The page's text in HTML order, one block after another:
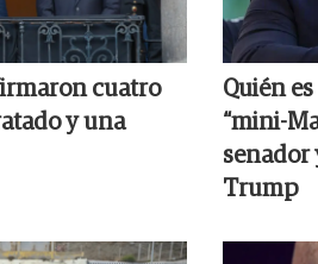
cuatro
y una
Quién
“mini-
senador
Trump